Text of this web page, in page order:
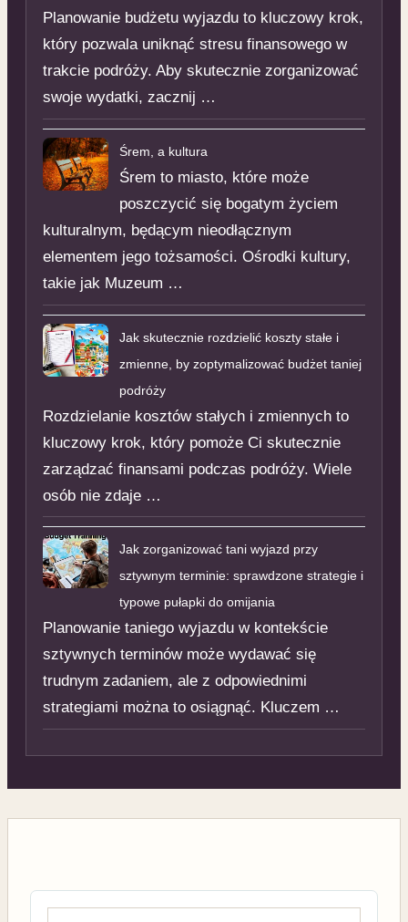
Planowanie budżetu wyjazdu to kluczowy krok,
który pozwala uniknąć stresu finansowego w
trakcie podróży. Aby skutecznie zorganizować
swoje wydatki, zacznij …
Śrem, a kultura
Śrem to miasto, które może
poszczycić się bogatym życiem
kulturalnym, będącym nieodłącznym
elementem jego tożsamości. Ośrodki kultury,
takie jak Muzeum …
Jak skutecznie rozdzielić koszty stałe i
zmienne, by zoptymalizować budżet taniej
podróży
Rozdzielanie kosztów stałych i zmiennych to
kluczowy krok, który pomoże Ci skutecznie
zarządzać finansami podczas podróży. Wiele
osób nie zdaje …
Jak zorganizować tani wyjazd przy
sztywnym terminie: sprawdzone strategie i
typowe pułapki do omijania
Planowanie taniego wyjazdu w kontekście
sztywnych terminów może wydawać się
trudnym zadaniem, ale z odpowiednimi
strategiami można to osiągnąć. Kluczem …
Nawigacja wpisu